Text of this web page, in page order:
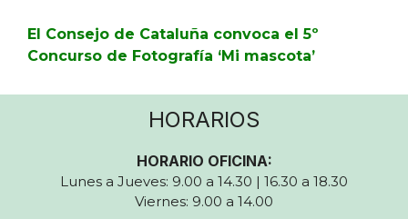
El Consejo de Cataluña convoca el 5º
Concurso de Fotografía ‘Mi mascota’
HORARIOS
HORARIO OFICINA:
Lunes a Jueves: 9.00 a 14.30 | 16.30 a 18.30
Viernes: 9.00 a 14.00